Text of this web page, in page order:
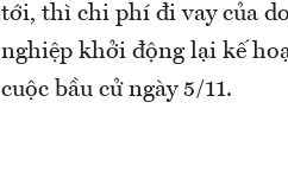
tới, thì chi phí đi vay của
nghiệp khởi động lại kế
cuộc bầu cử ngày 5/11.